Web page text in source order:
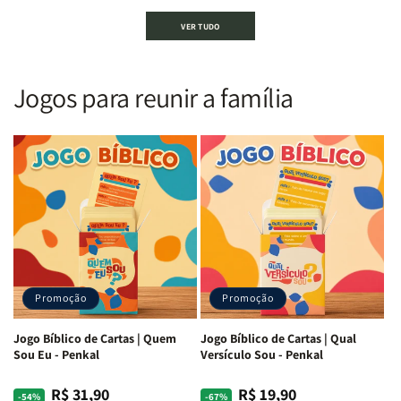
Almeida
Letra
Média
Full
Color
Brochura
Rei
Leão
Bíblia
Almeida
Letra
Média
&amp;
Full
Color
|
Brochura
|
Rei
Leão
Bíblia
PPM
|
|
Full
Color
Capa
Dura
Harpa
|
-
Cruz
Laranja
|
Full
Color
|
Capa
Dura
Harpa
|
-
Cruz
Laranja
VER TUDO
Jogos para reunir a família
Promoção
Jogo Bíblico de Cartas | Quem
Sou Eu - Penkal
-54% R$ 31,90
Promoção
Jogo Bíblico de Cartas | Qual
Versículo Sou - Penkal
-67% R$ 19,90